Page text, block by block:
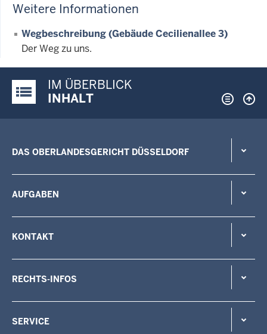
Weitere Informationen
Wegbeschreibung (Gebäude Cecilienallee 3)
Der Weg zu uns.
Justiz-Portal im Überblick:
IM ÜBERBLICK
INHALT
DAS OBERLANDESGERICHT DÜSSELDORF
AUFGABEN
KONTAKT
RECHTS-INFOS
SERVICE